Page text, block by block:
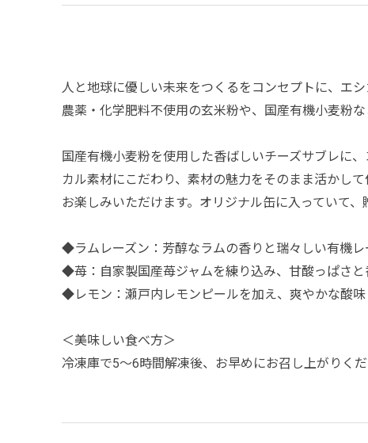
人と地球に優しい未来をつくるをコンセプトに、エ
農薬・化学肥料不使用の玄米粉や、国産有機小麦粉
国産有機小麦粉を使用した香ばしいチーズサブレに
カル素材にこだわり、素材の魅力をそのまま活かし
お楽しみいただけます。オリジナル缶に入っていて、
◆ラムレーズン：芳醇なラムの香りと瑞々しい有機レ
◆苺：自家製国産苺ジャムを練り込み、甘酸っぱさと
◆レモン：瀬戸内レモンピールを加え、爽やかな酸味
＜美味しい食べ方＞
冷凍庫で5～6時間解凍後、お早めにお召し上がりくだ